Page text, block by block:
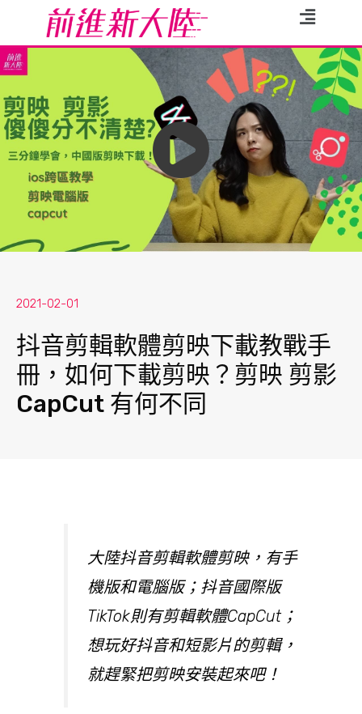
2021-02-01
抖音剪輯軟體剪映下載教戰手
冊，如何下載剪映？剪映 剪影
CapCut 有何不同
大陸抖音剪輯軟體剪映，有手
機版和電腦版；抖音國際版
TikTok則有剪輯軟體CapCut；
想玩好抖音和短影片的剪輯，
就趕緊把剪映安裝起來吧！